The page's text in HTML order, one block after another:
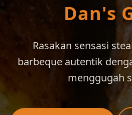
Dan's
Rasakan sensasi
barbeque autentik
menggugah